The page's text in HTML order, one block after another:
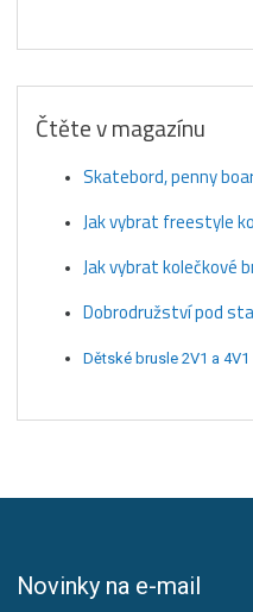
Čtěte v magazínu
Skatebord, penny
Jak vybrat freestyle
Jak vybrat kolečkové
Dobrodružství pod
Dětské brusle 2V1 a 4V1
Novinky na e-mail